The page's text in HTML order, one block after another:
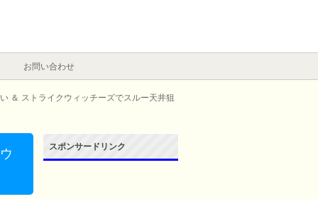
お問い合わせ
＆ ストライクウィッチーズでスルー天井狙
スポンサードリンク